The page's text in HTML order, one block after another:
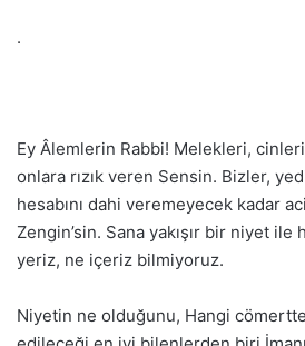
.
Ey Âlemlerin Rabbi! Melekleri,
onlara rızık veren Sensin. Bizler,
hesabını dahi veremeyecek kadar
Zengin’sin. Sana yakışır bir niyet
yeriz, ne içeriz bilmiyoruz.
Niyetin ne olduğunu, Hangi